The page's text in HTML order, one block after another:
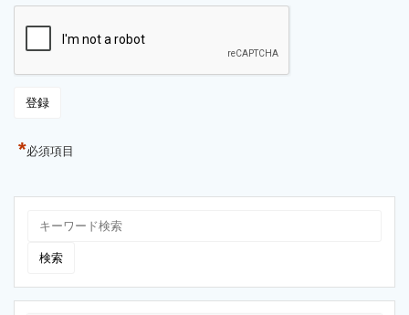
*必須項目